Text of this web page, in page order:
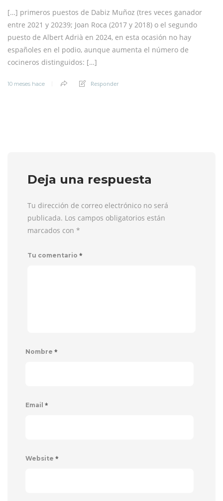
[…] primeros puestos de Dabiz Muñoz (tres veces ganador
entre 2021 y 20239; Joan Roca (2017 y 2018) o el segundo
puesto de Albert Adrià en 2024, en esta ocasión no hay
españoles en el podio, aunque aumenta el número de
cocineros distinguidos: […]
10 meses hace Responder
Deja una respuesta
Tu dirección de correo electrónico no será
publicada. Los campos obligatorios están
marcados con *
Tu comentario *
Nombre *
Email *
Website *